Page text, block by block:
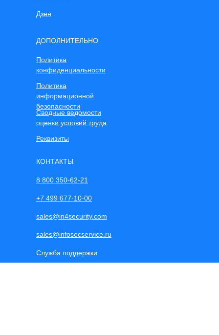
ДОПОЛНИТЕЛЬНО
Сводные ведомости
оценки условий труда
Реквизиты
Политика
информационной
безопасности
Политика
конфиденциальности
+7 499 677-10-00
Служба поддержки
sales@infosecservice.ru
sales@in4security.com
8 800 350-62-21
КОНТАКТЫ
Дзен